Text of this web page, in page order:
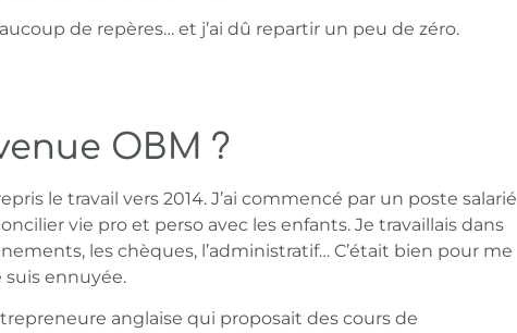
de repères… et j’ai dû repartir un peu de zéro.
OBM ?
le travail vers 2014. J’ai commencé par un poste salarié
vie pro et perso avec les enfants. Je travaillais dans
les chèques, l’administratif… C’était bien pour me
suis ennuyée.
anglaise qui proposait des cours de